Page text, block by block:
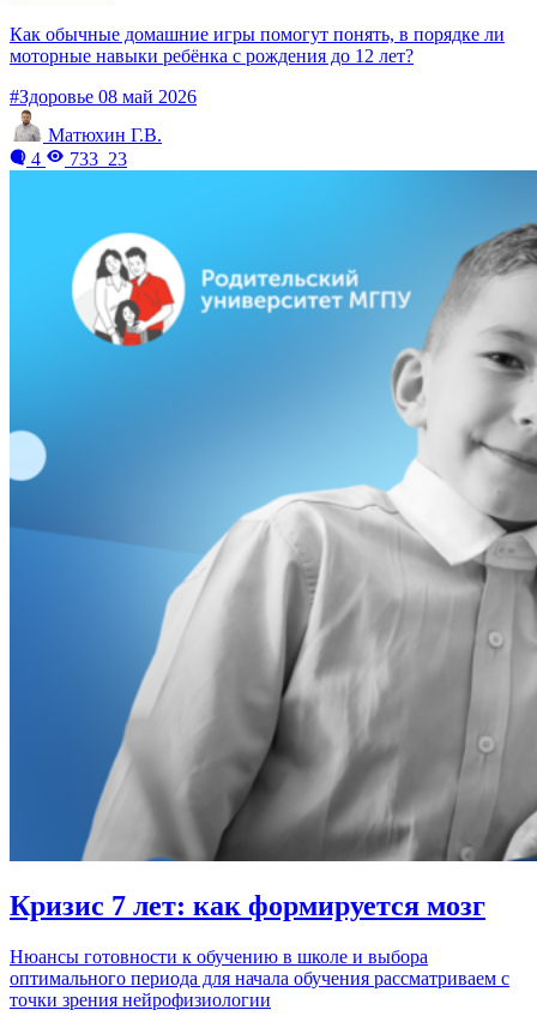
Как обычные домашние игры помогут понять, в порядке ли
моторные навыки ребёнка с рождения до 12 лет?
#Здоровье 08 май 2026
Матюхин Г.В.
4
733 23
Кризис 7 лет: как формируется мозг
Нюансы готовности к обучению в школе и выбора
оптимального периода для начала обучения рассматриваем с
точки зрения нейрофизиологии